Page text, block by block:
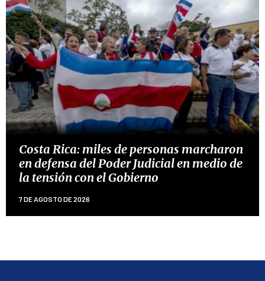
Costa Rica: miles de personas marcharon
en defensa del Poder Judicial en medio de
la tensión con el Gobierno
7 DE AGOSTO DE 2026